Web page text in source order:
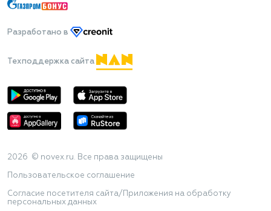
Разработано в
Техподдержка сайта
2026 © novex.ru. Все права защищены
Пользовательское соглашение
Согласие посетителя сайта/Приложения на обработку
персональных данных